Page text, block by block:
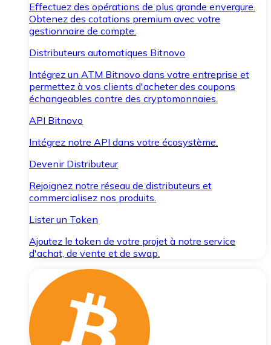
Effectuez des opérations de plus grande envergure.
Obtenez des cotations premium avec votre
gestionnaire de compte.
Distributeurs automatiques Bitnovo
Intégrez un ATM Bitnovo dans votre entreprise et
permettez à vos clients d'acheter des coupons
échangeables contre des cryptomonnaies.
API Bitnovo
Intégrez notre API dans votre écosystème.
Devenir Distributeur
Rejoignez notre réseau de distributeurs et
commercialisez nos produits.
Lister un Token
Ajoutez le token de votre projet à notre service
d'achat, de vente et de swap.